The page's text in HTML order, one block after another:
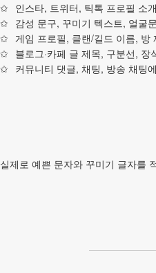
인스타, 트위터, 틱톡 프로필 소
감성 문구, 꾸미기 텍스트, 얼굴
게임 프로필, 클랜/길드 이름, 방
블로그·카페 글 제목, 구분선, 장
커뮤니티 댓글, 채팅, 방송 채팅
실제로 예쁜 문자와 꾸미기 글자를